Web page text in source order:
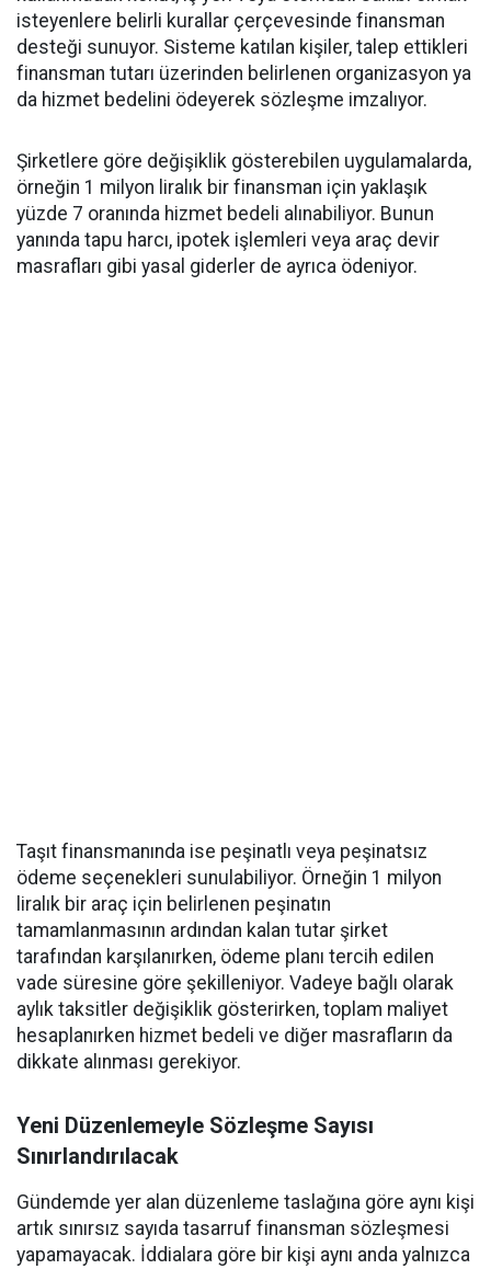
isteyenlere belirli kurallar çerçevesinde finansman
desteği sunuyor. Sisteme katılan kişiler, talep ettikleri
finansman tutarı üzerinden belirlenen organizasyon ya
da hizmet bedelini ödeyerek sözleşme imzalıyor.
Şirketlere göre değişiklik gösterebilen uygulamalarda,
örneğin 1 milyon liralık bir finansman için yaklaşık
yüzde 7 oranında hizmet bedeli alınabiliyor. Bunun
yanında tapu harcı, ipotek işlemleri veya araç devir
masrafları gibi yasal giderler de ayrıca ödeniyor.
Taşıt finansmanında ise peşinatlı veya peşinatsız
ödeme seçenekleri sunulabiliyor. Örneğin 1 milyon
liralık bir araç için belirlenen peşinatın
tamamlanmasının ardından kalan tutar şirket
tarafından karşılanırken, ödeme planı tercih edilen
vade süresine göre şekilleniyor. Vadeye bağlı olarak
aylık taksitler değişiklik gösterirken, toplam maliyet
hesaplanırken hizmet bedeli ve diğer masrafların da
dikkate alınması gerekiyor.
Yeni Düzenlemeyle Sözleşme Sayısı
Sınırlandırılacak
Gündemde yer alan düzenleme taslağına göre aynı kişi
artık sınırsız sayıda tasarruf finansman sözleşmesi
yapamayacak. İddialara göre bir kişi aynı anda yalnızca